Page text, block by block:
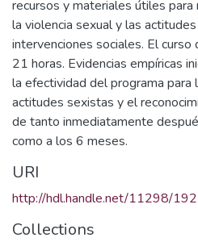
recursos y materiales útiles para
la violencia sexual y las
intervenciones sociales. El curso
21 horas. Evidencias empíricas
la efectividad del programa para
actitudes sexistas y el
de tanto inmediatamente
como a los 6 meses.
URI
http://hdl.handle.net/11298/192
Collections